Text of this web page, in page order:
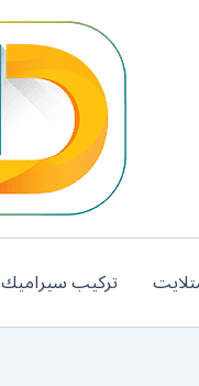
تركيب سيراميك